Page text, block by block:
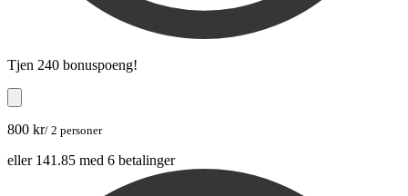
Tjen 240 bonuspoeng!
800 kr/ 2 personer
eller 141.85 med 6 betalinger